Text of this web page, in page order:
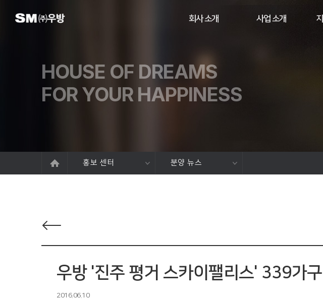
회사 소개 사업 소개
HOUSE OF DREAMS
FOR YOUR HAPPINESS
홍보 센터 분양 뉴스
우방 '진주 평거 스카이팰리스' 339가
2016.06.10